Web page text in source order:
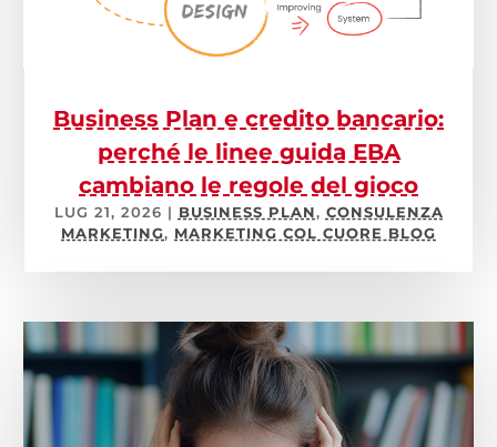
Business Plan e credito bancario:
perché le linee guida EBA
cambiano le regole del gioco
LUG 21, 2026 | BUSINESS PLAN, CONSULENZA
MARKETING, MARKETING COL CUORE BLOG